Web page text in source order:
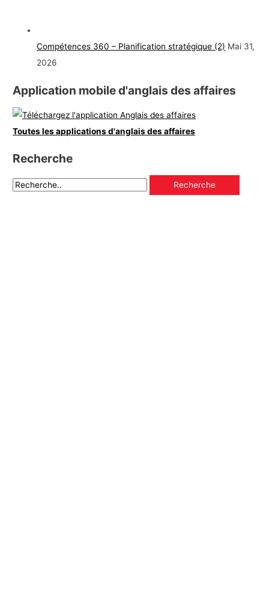
Compétences 360 – Planification stratégique (2) Mai 31,
2026
Application mobile d'anglais des affaires
Toutes les applications d'anglais des affaires
Recherche